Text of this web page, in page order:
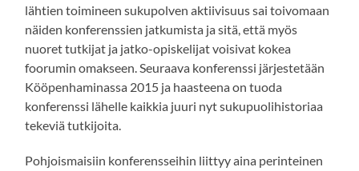
lähtien toimineen sukupolven aktiivisuus sai toivomaan
näiden konferenssien jatkumista ja sitä, että myös
nuoret tutkijat ja jatko-opiskelijat voisivat kokea
foorumin omakseen. Seuraava konferenssi järjestetään
Kööpenhaminassa 2015 ja haasteena on tuoda
konferenssi lähelle kaikkia juuri nyt sukupuolihistoriaa
tekeviä tutkijoita.
Pohjoismaisiin konferensseihin liittyy aina perinteinen